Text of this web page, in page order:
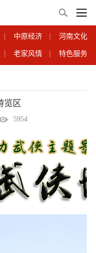
中原经济 河南文化
老家风情 特色服务
览区
5954